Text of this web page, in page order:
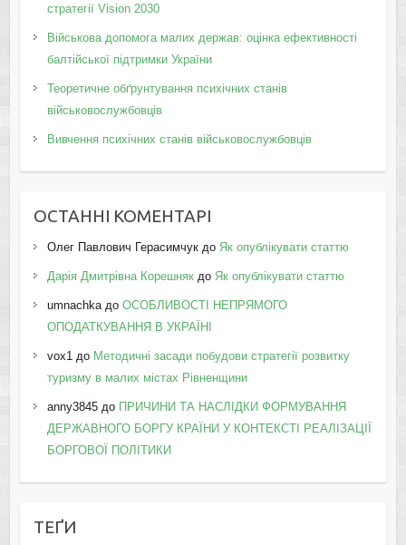
стратегії Vision 2030
Військова допомога малих держав: оцінка ефективності
балтійської підтримки України
Теоретичне обґрунтування психічних станів
військовослужбовців
Вивчення психічних станів військовослужбовців
ОСТАННІ КОМЕНТАРІ
Олег Павлович Герасимчукдо Як опублікувати статтю
Дарія Дмитрівна Корешнякдо Як опублікувати статтю
umnachkaдо ОСОБЛИВОСТІ НЕПРЯМОГО
ОПОДАТКУВАННЯ В УКРАЇНІ
vox1 до Методичні засади побудови стратегії розвитку
туризму в малих містах Рівненщини
anny3845до ПРИЧИНИ ТА НАСЛІДКИ ФОРМУВАННЯ
ДЕРЖАВНОГО БОРГУ КРАЇНИ У КОНТЕКСТІ РЕАЛІЗАЦІЇ
БОРГОВОЇ ПОЛІТИКИ
ТЕҐИ